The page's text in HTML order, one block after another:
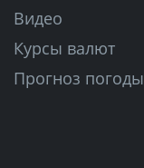
Видео
Курсы валют
Прогноз погоды